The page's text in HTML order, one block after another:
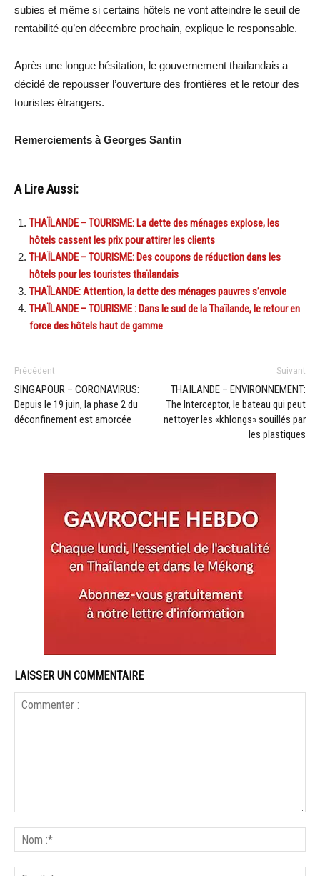
subies et même si certains hôtels ne vont atteindre le seuil de
rentabilité qu’en décembre prochain, explique le responsable.
Après une longue hésitation, le gouvernement thaïlandais a
décidé de repousser l’ouverture des frontières et le retour des
touristes étrangers.
Remerciements à Georges Santin
A Lire Aussi:
THAÏLANDE – TOURISME: La dette des ménages explose, les
hôtels cassent les prix pour attirer les clients
THAÏLANDE – TOURISME: Des coupons de réduction dans les
hôtels pour les touristes thaïlandais
THAÏLANDE: Attention, la dette des ménages pauvres s’envole
THAÏLANDE – TOURISME : Dans le sud de la Thaïlande, le retour en
force des hôtels haut de gamme
Précédent
SINGAPOUR – CORONAVIRUS:
Depuis le 19 juin, la phase 2 du
déconfinement est amorcée
Suivant
THAÏLANDE – ENVIRONNEMENT:
The Interceptor, le bateau qui peut
nettoyer les «khlongs» souillés par
les plastiques
LAISSER UN COMMENTAIRE